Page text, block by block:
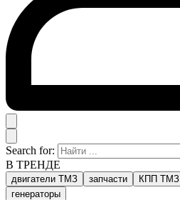
Search for:
В ТРЕНДЕ
двигатели ТМЗ запчасти КПП ТМЗ
генераторы